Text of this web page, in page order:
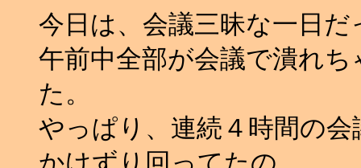
今日は、会議三昧な一日だ
午前中全部が会議で潰れ
た。
やっぱり、連続４時間の